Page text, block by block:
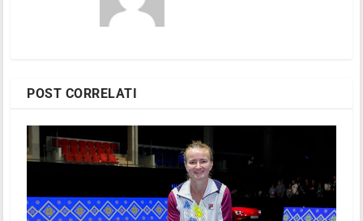
POST CORRELATI